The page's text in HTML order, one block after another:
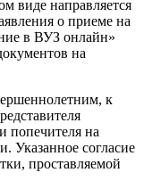
виде направляется
о приеме на
в ВУЗ онлайн»
на
к
попечителя на
Указанное согласие
проставляемой